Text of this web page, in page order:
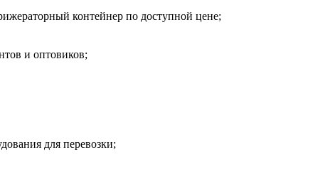
контейнер по доступной цене;
и оптовиков;
для перевозки;